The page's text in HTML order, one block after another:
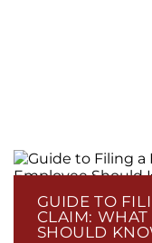
GUIDE TO
CLAIM: WHAT
SHOULD